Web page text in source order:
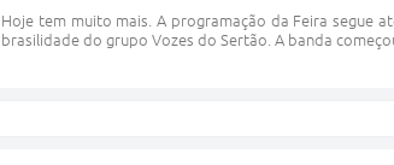
Hoje tem muito mais. A programação da Feira segue
brasilidade do grupo Vozes do Sertão. A banda